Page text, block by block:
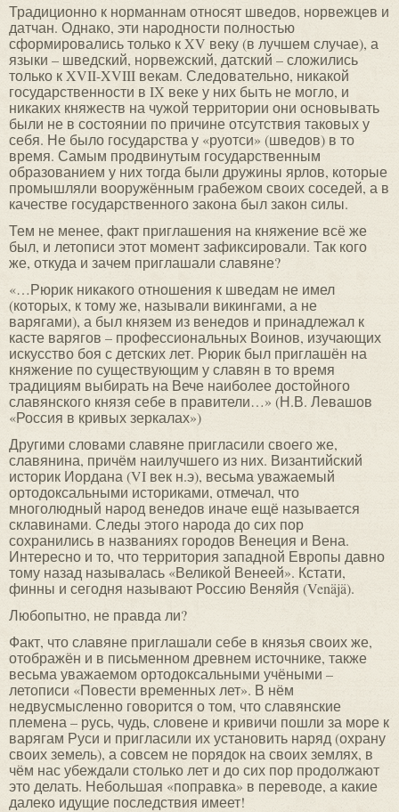
Традиционно к норманнам относят шведов, норвежцев и
датчан. Однако, эти народности полностью
сформировались только к XV веку (в лучшем случае), а
языки – шведский, норвежский, датский – сложились
только к XVII-XVIII векам. Следовательно, никакой
государственности в IX веке у них быть не могло, и
никаких княжеств на чужой территории они основывать
были не в состоянии по причине отсутствия таковых у
себя. Не было государства у «руотси» (шведов) в то
время. Самым продвинутым государственным
образованием у них тогда были дружины ярлов, которые
промышляли вооружённым грабежом своих соседей, а в
качестве государственного закона был закон силы.
Тем не менее, факт приглашения на княжение всё же
был, и летописи этот момент зафиксировали. Так кого
же, откуда и зачем приглашали славяне?
«…Рюрик никакого отношения к шведам не имел
(которых, к тому же, называли викингами, а не
варягами), а был князем из венедов и принадлежал к
касте варягов – профессиональных Воинов, изучающих
искусство боя с детских лет. Рюрик был приглашён на
княжение по существующим у славян в то время
традициям выбирать на Вече наиболее достойного
славянского князя себе в правители…» (Н.В. Левашов
«Россия в кривых зеркалах»)
Другими словами славяне пригласили своего же,
славянина, причём наилучшего из них. Византийский
историк Иордана (VI век н.э), весьма уважаемый
ортодоксальными историками, отмечал, что
многолюдный народ венедов иначе ещё называется
склавинами. Следы этого народа до сих пор
сохранились в названиях городов Венеция и Вена.
Интересно и то, что территория западной Европы давно
тому назад называлась «Великой Венеей». Кстати,
финны и сегодня называют Россию Веняйя (Venäjä).
Любопытно, не правда ли?
Факт, что славяне приглашали себе в князья своих же,
отображён и в письменном древнем источнике, также
весьма уважаемом ортодоксальными учёными –
летописи «Повести временных лет». В нём
недвусмысленно говорится о том, что славянские
племена – русь, чудь, словене и кривичи пошли за море к
варягам Руси и пригласили их установить наряд (охрану
своих земель), а совсем не порядок на своих землях, в
чём нас убеждали столько лет и до сих пор продолжают
это делать. Небольшая «поправка» в переводе, а какие
далеко идущие последствия имеет!